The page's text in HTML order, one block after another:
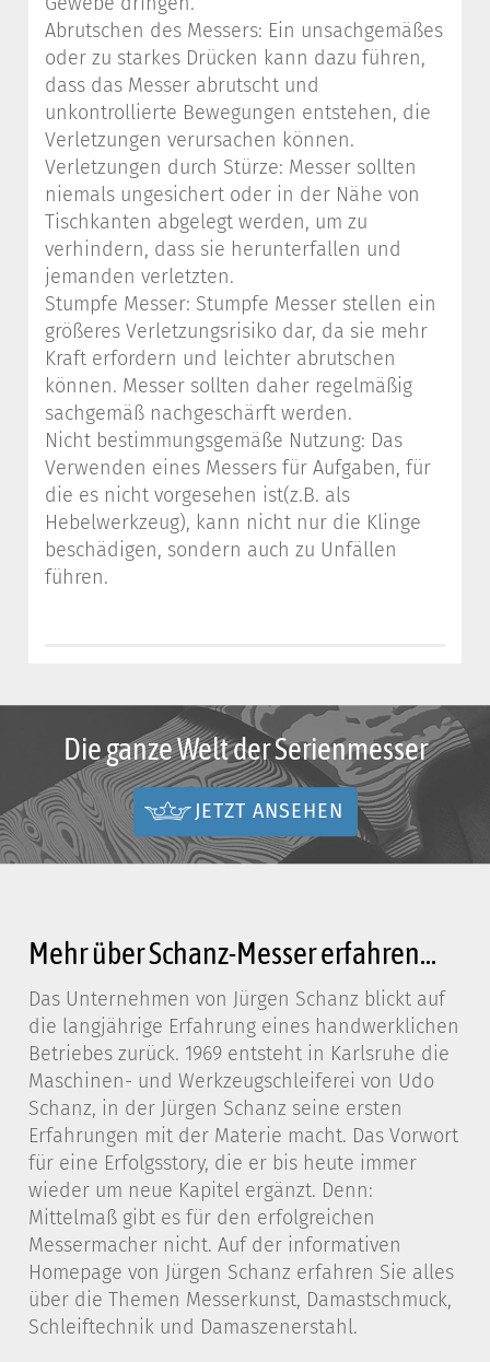
Abrutschen des Messers: Ein unsachgemäßes
oder zu starkes Drücken kann dazu führen,
dass das Messer abrutscht und
unkontrollierte Bewegungen entstehen, die
Verletzungen verursachen können.
Verletzungen durch Stürze: Messer sollten
niemals ungesichert oder in der Nähe von
Tischkanten abgelegt werden, um zu
verhindern, dass sie herunterfallen und
jemanden verletzten.
Stumpfe Messer: Stumpfe Messer stellen ein
größeres Verletzungsrisiko dar, da sie mehr
Kraft erfordern und leichter abrutschen
können. Messer sollten daher regelmäßig
sachgemäß nachgeschärft werden.
Nicht bestimmungsgemäße Nutzung: Das
Verwenden eines Messers für Aufgaben, für
die es nicht vorgesehen ist(z.B. als
Hebelwerkzeug), kann nicht nur die Klinge
beschädigen, sondern auch zu Unfällen
führen.
Die ganze Welt der Serienmesser
JETZT ANSEHEN
Mehr über Schanz-Messer erfahren...
Das Unternehmen von Jürgen Schanz blickt auf
die langjährige Erfahrung eines handwerklichen
Betriebes zurück. 1969 entsteht in Karlsruhe die
Maschinen- und Werkzeugschleiferei von Udo
Schanz, in der Jürgen Schanz seine ersten
Erfahrungen mit der Materie macht. Das Vorwort
für eine Erfolgsstory, die er bis heute immer
wieder um neue Kapitel ergänzt. Denn:
Mittelmaß gibt es für den erfolgreichen
Messermacher nicht. Auf der informativen
Homepage von Jürgen Schanz erfahren Sie alles
über die Themen Messerkunst, Damastschmuck,
Schleiftechnik und Damaszenerstahl.